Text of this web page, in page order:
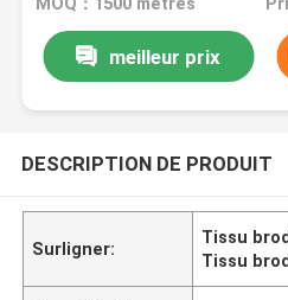
MOQ：1500 mètres
meilleur prix
DESCRIPTION DE PRODUIT
Surligner:
Tissu
Tissu